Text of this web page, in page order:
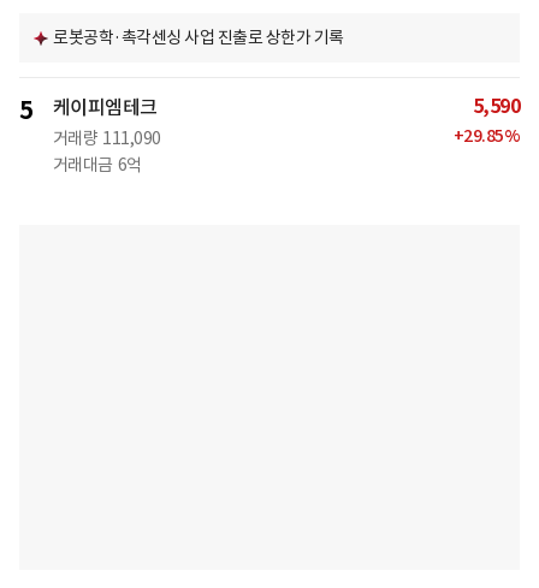
로봇공학·촉각센싱 사업 진출로 상한가 기록
5 케이피엠테크
거래량 111,090
거래대금 6억
5,590
+29.85%